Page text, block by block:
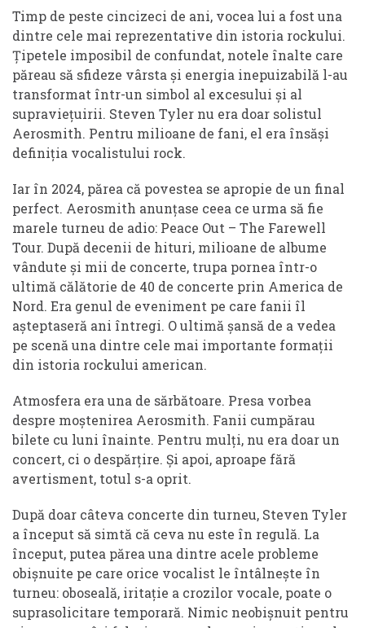
Timp de peste cincizeci de ani, vocea lui a fost una
dintre cele mai reprezentative din istoria rockului.
Țipetele imposibil de confundat, notele înalte care
păreau să sfideze vârsta și energia inepuizabilă l-au
transformat într-un simbol al excesului și al
supraviețuirii. Steven Tyler nu era doar solistul
Aerosmith. Pentru milioane de fani, el era însăși
definiția vocalistului rock.
Iar în 2024, părea că povestea se apropie de un final
perfect. Aerosmith anunțase ceea ce urma să fie
marele turneu de adio: Peace Out – The Farewell
Tour. După decenii de hituri, milioane de albume
vândute și mii de concerte, trupa pornea într-o
ultimă călătorie de 40 de concerte prin America de
Nord. Era genul de eveniment pe care fanii îl
așteptaseră ani întregi. O ultimă șansă de a vedea
pe scenă una dintre cele mai importante formații
din istoria rockului american.
Atmosfera era una de sărbătoare. Presa vorbea
despre moștenirea Aerosmith. Fanii cumpărau
bilete cu luni înainte. Pentru mulți, nu era doar un
concert, ci o despărțire. Și apoi, aproape fără
avertisment, totul s-a oprit.
După doar câteva concerte din turneu, Steven Tyler
a început să simtă că ceva nu este în regulă. La
început, putea părea una dintre acele probleme
obișnuite pe care orice vocalist le întâlnește în
turneu: oboseală, iritație a crozilor vocale, poate o
suprasolicitare temporară. Nimic neobișnuit pentru